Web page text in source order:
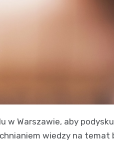
w Warszawie, aby
wiedzy na temat